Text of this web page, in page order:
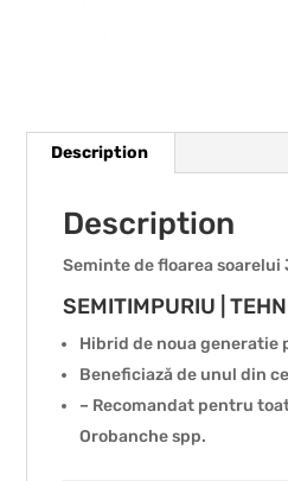
Description
Description
Seminte de floarea soarelui
SEMITIMPURIU |
Hibrid de noua
Beneficiază de unul din
– Recomandat pentru
Orobanche spp.